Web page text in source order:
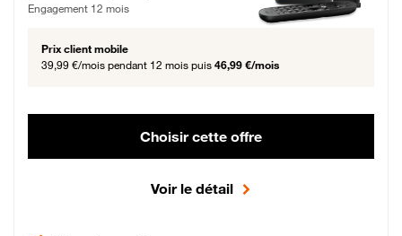
Engagement 12 mois
Prix client mobile
39,99 €/mois pendant 12 mois puis 46,99 €/mois
Choisir cette offre
Voir le détail